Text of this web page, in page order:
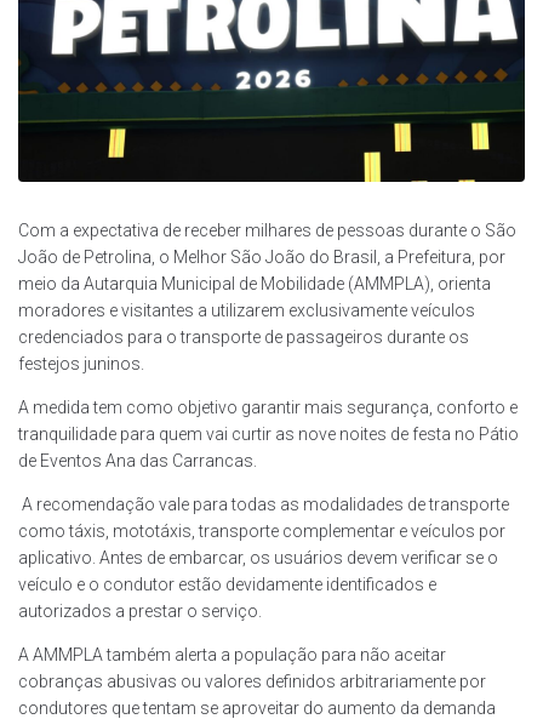
Com a expectativa de receber milhares de pessoas durante o São
João de Petrolina, o Melhor São João do Brasil, a Prefeitura, por
meio da Autarquia Municipal de Mobilidade (AMMPLA), orienta
moradores e visitantes a utilizarem exclusivamente veículos
credenciados para o transporte de passageiros durante os
festejos juninos.
A medida tem como objetivo garantir mais segurança, conforto e
tranquilidade para quem vai curtir as nove noites de festa no Pátio
de Eventos Ana das Carrancas.
A recomendação vale para todas as modalidades de transporte
como táxis, mototáxis, transporte complementar e veículos por
aplicativo. Antes de embarcar, os usuários devem verificar se o
veículo e o condutor estão devidamente identificados e
autorizados a prestar o serviço.
A AMMPLA também alerta a população para não aceitar
cobranças abusivas ou valores definidos arbitrariamente por
condutores que tentam se aproveitar do aumento da demanda